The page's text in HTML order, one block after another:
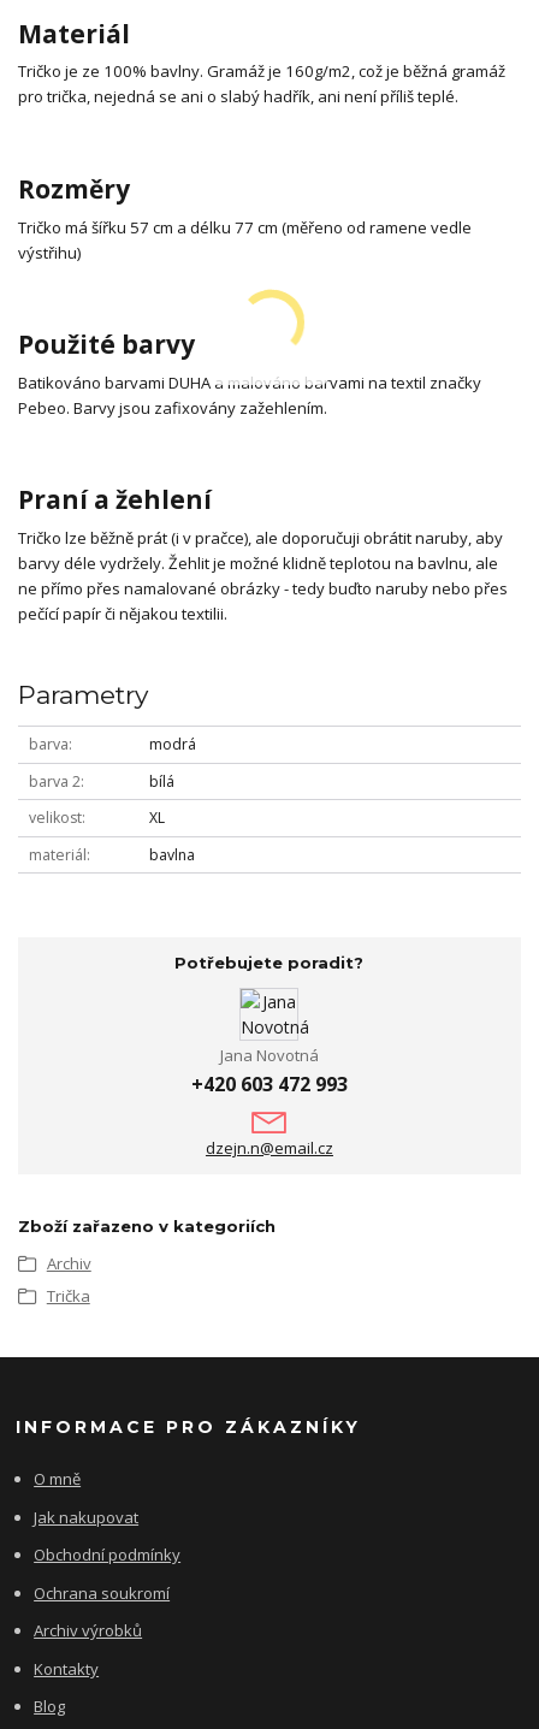
Materiál
Tričko je ze 100% bavlny. Gramáž je 160g/m2, což je běžná gramáž
pro trička, nejedná se ani o slabý hadřík, ani není příliš teplé.
Rozměry
Tričko má šířku 57 cm a délku 77 cm (měřeno od ramene vedle
výstřihu)
Použité barvy
Batikováno barvami DUHA a malováno barvami na textil značky
Pebeo. Barvy jsou zafixovány zažehlením.
Praní a žehlení
Tričko lze běžně prát (i v pračce), ale doporučuji obrátit naruby, aby
barvy déle vydržely. Žehlit je možné klidně teplotou na bavlnu, ale
ne přímo přes namalované obrázky - tedy buďto naruby nebo přes
pečící papír či nějakou textilii.
Parametry
barva
modrá
barva 2
bílá
velikost
XL
materiál
bavlna
Potřebujete poradit?
Jana Novotná
+420 603 472 993
dzejn.n@email.cz
Zboží zařazeno v kategoriích
Archiv
Trička
INFORMACE PRO ZÁKAZNÍKY
O mně
Jak nakupovat
Obchodní podmínky
Ochrana soukromí
Archiv výrobků
Kontakty
Blog